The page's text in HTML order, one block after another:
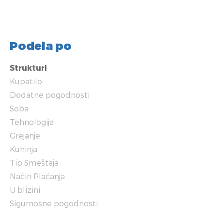
Podela po
Strukturi
Kupatilo
Dodatne pogodnosti
Soba
Tehnologija
Grejanje
Kuhinja
Tip Smeštaja
Način Plaćanja
U blizini
Sigurnosne pogodnosti